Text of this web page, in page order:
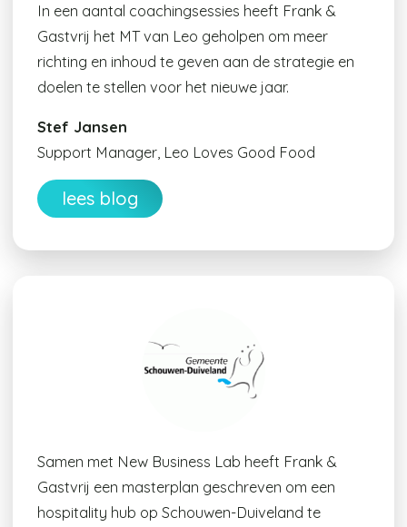
In een aantal coachingsessies heeft Frank &
Gastvrij het MT van Leo geholpen om meer
richting en inhoud te geven aan de strategie en
doelen te stellen voor het nieuwe jaar.
Stef Jansen
Support Manager, Leo Loves Good Food
lees blog
Samen met New Business Lab heeft Frank &
Gastvrij een masterplan geschreven om een
hospitality hub op Schouwen-Duiveland te